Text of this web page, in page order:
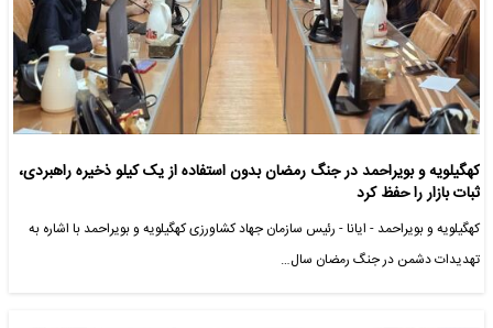
کهگیلویه و بویراحمد در جنگ رمضان بدون استفاده از یک کیلو ذخیره راهبردی،
ثبات بازار را حفظ کرد
کهگیلویه و بویراحمد - ایانا - رئیس سازمان جهاد کشاورزی کهگیلویه و بویراحمد با اشاره به
تهدیدات دشمن در جنگ رمضان سال…